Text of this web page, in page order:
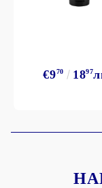
€970 1897